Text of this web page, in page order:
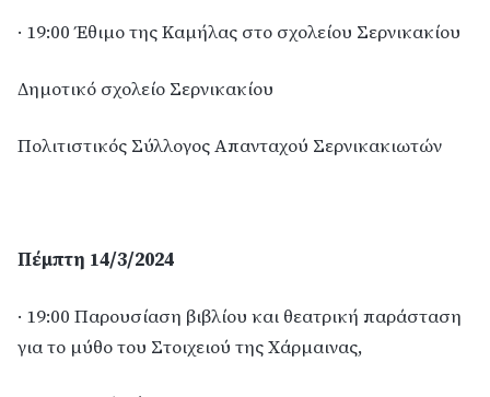
· 19:00 Έθιμο της Καμήλας στο σχολείου Σερνικακίου
Δημοτικό σχολείο Σερνικακίου
Πολιτιστικός Σύλλογος Απανταχού Σερνικακιωτών
Πέμπτη 14/3/2024
· 19:00 Παρουσίαση βιβλίου και θεατρική παράσταση
για το μύθο του Στοιχειού της Χάρμαινας,